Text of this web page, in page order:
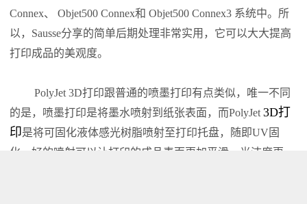
Connex、 Objet500 Connex和 Objet500 Connex3 系统中。所
以，Sausse分享的简单后期处理非常实用，它可以大大提高
打印成品的美观度。
PolyJet 3D打印跟普通的喷墨打印有点类似，唯一不同
的是，喷墨打印是将墨水喷射到纸张表面，而PolyJet3D打
印是将可固化液体感光树脂喷射至打印托盘，随即UV固
化。好的喷射可以让打印的成品表面更加平滑，光洁度更